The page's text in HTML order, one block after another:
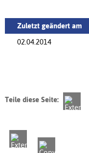
Zuletzt geändert am
02.04.2014
Teile diese Seite: